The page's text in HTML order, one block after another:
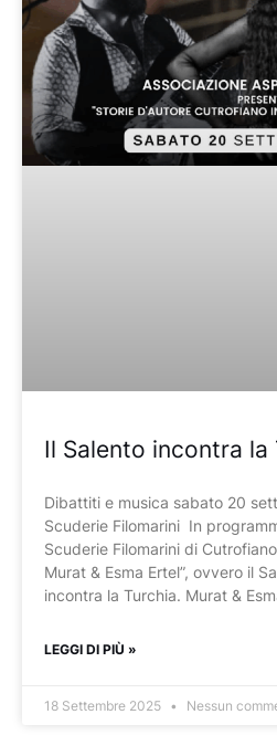
Il Salento incontra la
Dibattiti e musica sabato 20
Scuderie Filomarini In
Scuderie Filomarini di
Murat & Esma Ertel”, ovvero il
incontra la Turchia. Murat &
LEGGI DI PIÙ »
18 Settembre 2025 Nessun